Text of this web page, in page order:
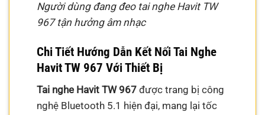
Người dùng đang đeo tai nghe Havit TW
967 tận hưởng âm nhạc
Chi Tiết Hướng Dẫn Kết Nối Tai Nghe
Havit TW 967 Với Thiết Bị
Tai nghe Havit TW 967 được trang bị công
nghệ Bluetooth 5.1 hiện đại, mang lại tốc